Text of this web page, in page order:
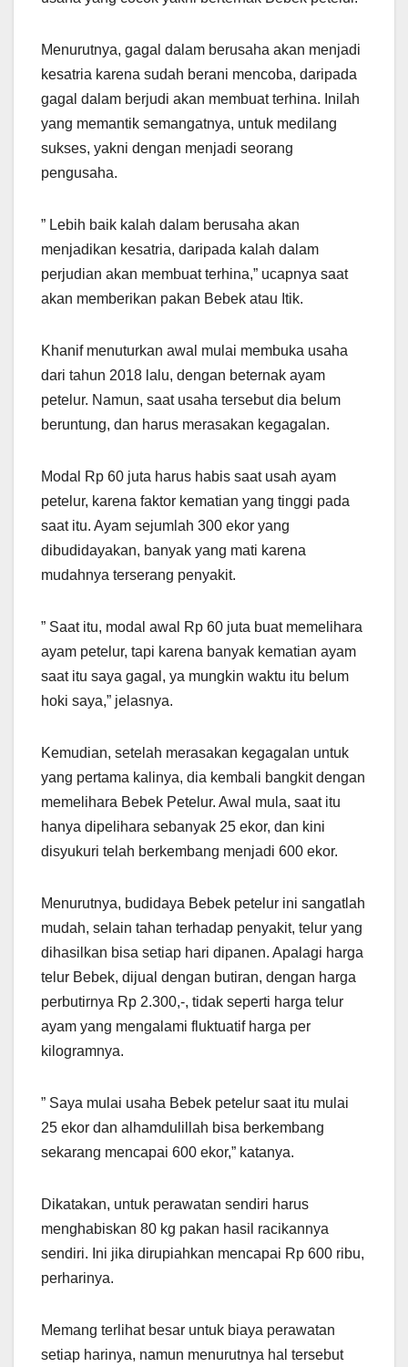
Menurutnya, gagal dalam berusaha akan menjadi
kesatria karena sudah berani mencoba, daripada
gagal dalam berjudi akan membuat terhina. Inilah
yang memantik semangatnya, untuk medilang
sukses, yakni dengan menjadi seorang
pengusaha.
” Lebih baik kalah dalam berusaha akan
menjadikan kesatria, daripada kalah dalam
perjudian akan membuat terhina,” ucapnya saat
akan memberikan pakan Bebek atau Itik.
Khanif menuturkan awal mulai membuka usaha
dari tahun 2018 lalu, dengan beternak ayam
petelur. Namun, saat usaha tersebut dia belum
beruntung, dan harus merasakan kegagalan.
Modal Rp 60 juta harus habis saat usah ayam
petelur, karena faktor kematian yang tinggi pada
saat itu. Ayam sejumlah 300 ekor yang
dibudidayakan, banyak yang mati karena
mudahnya terserang penyakit.
” Saat itu, modal awal Rp 60 juta buat memelihara
ayam petelur, tapi karena banyak kematian ayam
saat itu saya gagal, ya mungkin waktu itu belum
hoki saya,” jelasnya.
Kemudian, setelah merasakan kegagalan untuk
yang pertama kalinya, dia kembali bangkit dengan
memelihara Bebek Petelur. Awal mula, saat itu
hanya dipelihara sebanyak 25 ekor, dan kini
disyukuri telah berkembang menjadi 600 ekor.
Menurutnya, budidaya Bebek petelur ini sangatlah
mudah, selain tahan terhadap penyakit, telur yang
dihasilkan bisa setiap hari dipanen. Apalagi harga
telur Bebek, dijual dengan butiran, dengan harga
perbutirnya Rp 2.300,-, tidak seperti harga telur
ayam yang mengalami fluktuatif harga per
kilogramnya.
” Saya mulai usaha Bebek petelur saat itu mulai
25 ekor dan alhamdulillah bisa berkembang
sekarang mencapai 600 ekor,” katanya.
Dikatakan, untuk perawatan sendiri harus
menghabiskan 80 kg pakan hasil racikannya
sendiri. Ini jika dirupiahkan mencapai Rp 600 ribu,
perharinya.
Memang terlihat besar untuk biaya perawatan
setiap harinya, namun menurutnya hal tersebut